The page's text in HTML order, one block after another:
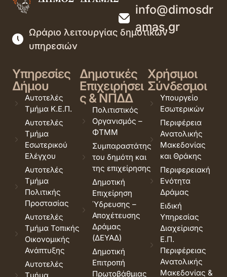
info@dimosdr
amas.gr
Ωράριο λειτουργίας δημοτικών
υπηρεσιών
Υπηρεσίες
Δήμου
Αυτοτελές
Τμήμα Κ.Ε.Π.
Αυτοτελές
Τμήμα
Εσωτερικού
Ελέγχου
Αυτοτελές
Τμήμα
Πολιτικής
Προστασίας
Αυτοτελές
Τμήμα Τοπικής
Οικονομικής
Ανάπτυξης
Αυτοτελές
Δημοτικές
Επιχειρήσει
ς & ΝΠΔΔ
Πολιτιστικός
Οργανισμός –
ΦΤΜΜ
Συμπαραστάτης
του δημότη και
της επιχείρησης
Δημοτική
Επιχείρηση
Ύδρευσης –
Αποχέτευσης
Δράμας
(ΔΕΥΑΔ)
Δημοτική
Επιτροπή
Πρωτοβάθμιας
Χρήσιμοι
Σύνδεσμοι
Υπουργείο
Εσωτερικών
Περιφέρεια
Ανατολικής
Μακεδονίας
και Θράκης
Περιφερειακή
Ενότητα
Δράμας
Ειδική
Υπηρεσίας
Διαχείρισης
Ε.Π.
Περιφέρειας
Ανατολικής
Μακεδονίας &